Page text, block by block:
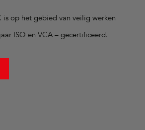
is op het gebied van veilig werken
ISO en VCA – gecertificeerd.